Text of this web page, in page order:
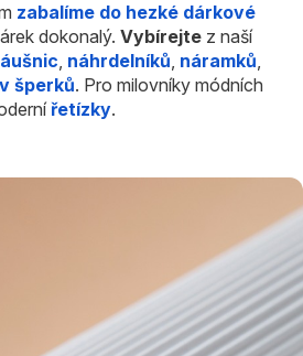
zabalíme do hezké dárkové
dokonalý. Vybírejte z naší
, náhrdelníků, náramků,
šperků. Pro milovníky módních
řetízky.